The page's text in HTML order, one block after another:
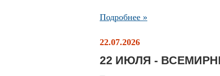
Подробнее »
22.07.2026
22 ИЮЛЯ -